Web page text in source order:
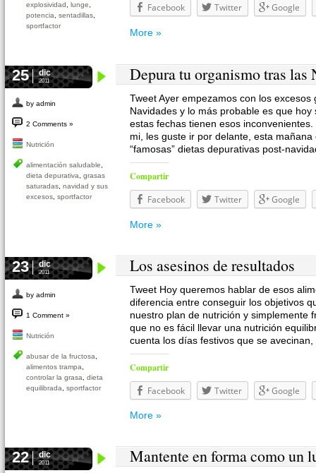
explosividad
lunge
potencia
sentadillas
sportfactor
Facebook
Twitter Google
More »
25 dic
2011
by admin
2 Comments »
Nutrición
alimentación saludable
dieta depurativa
grasas
saturadas navidad y sus
excesos sportfactor
Depura tu organismo tras las
Tweet Ayer empezamos con los
Navidades y lo más probable es que
estas fechas tienen esos
mi, les guste ir por delante, esta
“famosas” dietas depurativas post-
Compartir
Facebook
Twitter Google
More »
23 dic
2011
by admin
1 Comment »
Nutrición
abusar de la fructosa
alimentos trampa
controlar la grasa
dieta
equilibrada
sportfactor
Los asesinos de resultados
Tweet Hoy queremos hablar de esos
diferencia entre conseguir los objetivos
nuestro plan de nutrición y simplemente
que no es fácil llevar una nutrición
cuenta los días festivos que se
Compartir
Facebook
Twitter Google
More »
22 dic
2011 Mantente en forma como un